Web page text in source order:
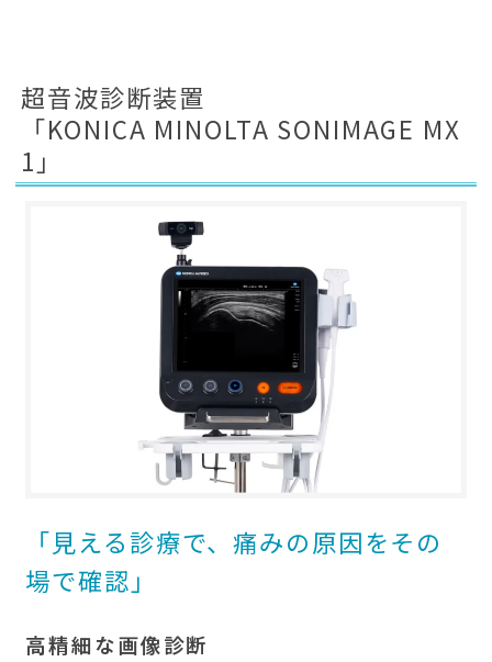
超音波診断装置
「KONICA MINOLTA SONIMAGE MX
1」
「見える診療で、痛みの原因をその
場で確認」
高精細な画像診断